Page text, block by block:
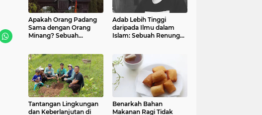
Apakah Orang Padang
Sama dengan Orang
Minang? Sebuah
Adab Lebih Tinggi
daripada Ilmu dalam
Islam: Sebuah Renungan
Tantangan Lingkungan
dan Keberlanjutan di
Benarkah Bahan
Makanan Ragi Tidak